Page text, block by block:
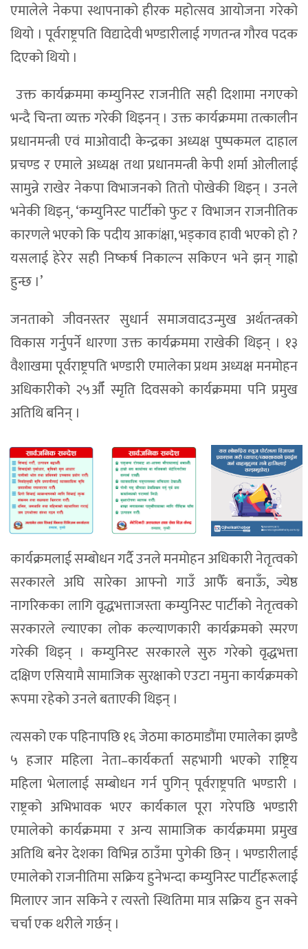
एमालेले नेकपा स्थापनाको हीरक महोत्सव आयोजना गरेको
थियो । पूर्वराष्ट्रपति विद्यादेवी भण्डारीलाई गणतन्त्र गौरव पदक
दिएको थियो ।
उक्त कार्यक्रममा कम्युनिस्ट राजनीति सही दिशामा नगएको
भन्दै चिन्ता व्यक्त गरेकी थिइनन् । उक्त कार्यक्रममा तत्कालीन
प्रधानमन्त्री एवं माओवादी केन्द्रका अध्यक्ष पुष्पकमल दाहाल
प्रचण्ड र एमाले अध्यक्ष तथा प्रधानमन्त्री केपी शर्मा ओलीलाई
सामुन्ने राखेर नेकपा विभाजनको तितो पोखेकी थिइन् । उनले
भनेकी थिइन्, ‘कम्युनिस्ट पार्टीको फुट र विभाजन राजनीतिक
कारणले भएको कि पदीय आकांक्षा, भड्काव हावी भएको हो ?
यसलाई हेरेर सही निष्कर्ष निकाल्न सकिएन भने झन् गाह्रो
हुन्छ ।’
जनताको जीवनस्तर सुधार्न समाजवादउन्मुख अर्थतन्त्रको
विकास गर्नुपर्ने धारणा उक्त कार्यक्रममा राखेकी थिइन् । १३
वैशाखमा पूर्वराष्ट्रपति भण्डारी एमालेका प्रथम अध्यक्ष मनमोहन
अधिकारीको २५औँ स्मृति दिवसको कार्यक्रममा पनि प्रमुख
अतिथि बनिन् ।
कार्यक्रमलाई सम्बोधन गर्दै उनले मनमोहन अधिकारी नेतृत्वको
सरकारले अघि सारेका आफ्नो गाउँ आफैँ बनाऊँ, ज्येष्ठ
नागरिकका लागि वृद्धभत्ताजस्ता कम्युनिस्ट पार्टीको नेतृत्वको
सरकारले ल्याएका लोक कल्याणकारी कार्यक्रमको स्मरण
गरेकी थिइन् । कम्युनिस्ट सरकारले सुरु गरेको वृद्धभत्ता
दक्षिण एसियामै सामाजिक सुरक्षाको एउटा नमुना कार्यक्रमको
रूपमा रहेको उनले बताएकी थिइन् ।
त्यसको एक पहिनापछि १६ जेठमा काठमाडौंमा एमालेका झण्डै
५ हजार महिला नेता–कार्यकर्ता सहभागी भएको राष्ट्रिय
महिला भेलालाई सम्बोधन गर्न पुगिन् पूर्वराष्ट्रपति भण्डारी ।
राष्ट्रको अभिभावक भएर कार्यकाल पूरा गरेपछि भण्डारी
एमालेको कार्यक्रममा र अन्य सामाजिक कार्यक्रममा प्रमुख
अतिथि बनेर देशका विभिन्न ठाउँमा पुगेकी छिन् । भण्डारीलाई
एमालेको राजनीतिमा सक्रिय हुनेभन्दा कम्युनिस्ट पार्टीहरूलाई
मिलाएर जान सकिने र त्यस्तो स्थितिमा मात्र सक्रिय हुन सक्ने
चर्चा एक थरीले गर्छन् ।